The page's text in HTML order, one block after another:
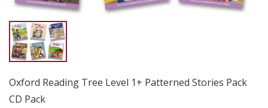
Oxford Reading Tree Level 1+ Patterned Stories Pack
CD Pack